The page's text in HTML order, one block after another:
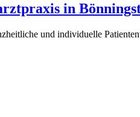
in
und individuelle